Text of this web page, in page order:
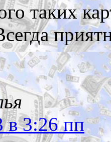
таких
в 3:26 пп